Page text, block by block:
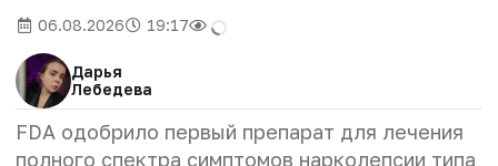
06.08.2026 19:17
Дарья
Лебедева
FDA одобрило первый препарат для лечения
полного спектра симптомов нарколепсии типа